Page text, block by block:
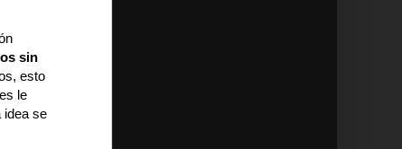
sin
esto
le
idea se